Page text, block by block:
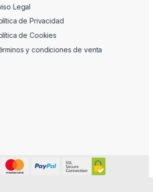
Legal
de Privacidad
de Cookies
y condiciones de venta